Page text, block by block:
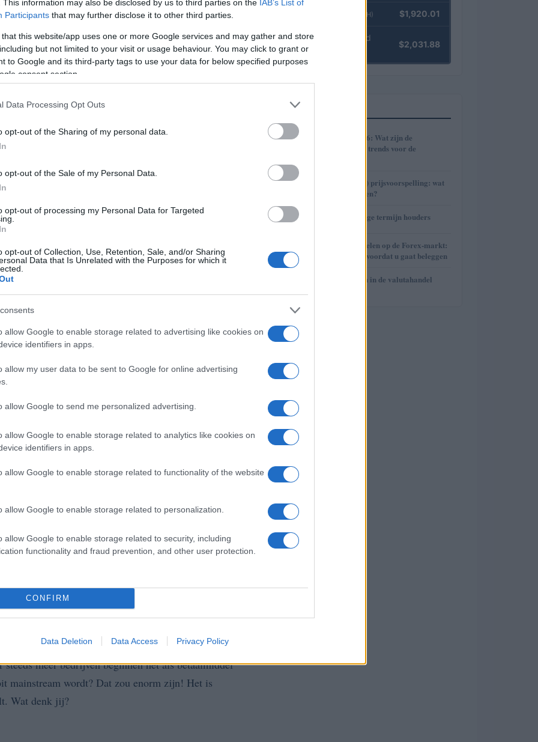
This information may also be disclosed by us to third parties on the IAB’s List of
Participants that may further disclose it to other third parties.
that this website/app uses one or more Google services and may gather and store
but not limited to your visit or usage behaviour. You may click to grant or
to Google and its third-party tags to use your data for below specified purposes
consent section.
Data Processing Opt Outs
opt-out of the Sharing of my personal data.
opt-out of the Sale of my Personal Data.
opt-out of processing my Personal Data for Targeted
opt-out of Collection, Use, Retention, Sale, and/or Sharing
Data that Is Unrelated with the Purposes for which it
allow Google to enable storage related to advertising like cookies on
identifiers in apps.
allow my user data to be sent to Google for online advertising
allow Google to send me personalized advertising.
allow Google to enable storage related to analytics like cookies on
identifiers in apps.
allow Google to enable storage related to functionality of the website
allow Google to enable storage related to personalization.
allow Google to enable storage related to security, including
functionality and fraud prevention, and other user protection.
CONFIRM
Data Deletion Data Access Privacy Policy
is. Dit zorgt voor een uniek systeem van
de hoge volatiliteit en het potentieel voor
FOMO vibes! 😱 Maar voordat je je geld erin
Heb je al eens nagedacht over de risico’s?
veroorloven te verliezen.Unpopular opinion:
dat de hype soms te groot is? 🤔 Het is
meer bedrijven beginnen het als betaalmiddel
mainstream wordt? Dat zou enorm zijn! Het is
Wat denk jij?
(ETH) $1,920.01
kpk ETH Yield
(KPK ETH YIELD)
$2,031.88
MEEST GELEZEN
1
Cryptomarkt 2026: Wat zijn de
verwachtingen en trends voor de
2
Avalanche (AVAX) prijsvoorspelling: wat
staat ons te wachten?
3 De kracht van lange termijn houders
4
Risico’s van handelen op de Forex-markt:
wat u moet weten voordat u gaat beleggen
Risico’s en kansen in de valutahandel